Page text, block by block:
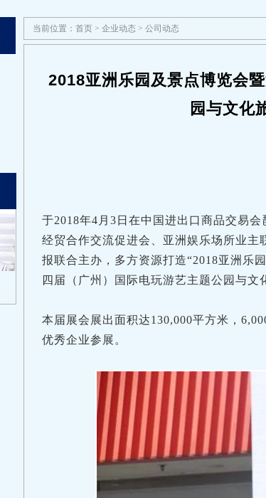
当前位置： 首页 > 企业动态 > 公司动态
2018亚洲乐园及景点博览会
园与文化
于2018年4月3日在中国进出口商品交易
经贸合作交流促进会、亚洲娱乐场所业
报联合主办，多方资源打造“2018亚洲乐
四届（广州）国际电玩游艺主题公园与文
本届展会展出面积达130,000平方米，
优秀企业参展。